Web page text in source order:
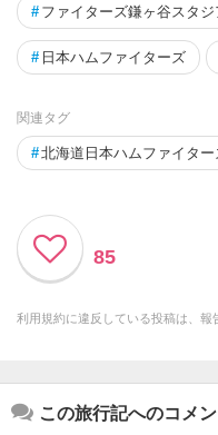
# ファイターズ鎌ヶ谷スタジ
# 日本ハムファイターズ
関連タグ
#北海道日本ハムファイター
85
利用規約に違反している投稿は、報
この旅行記へのコメン